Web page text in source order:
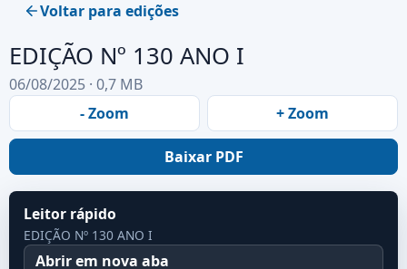
Voltar para edições
EDIÇÃO Nº 130 ANO I
06/08/2025 · 0,7 MB
- Zoom
+ Zoom
Baixar PDF
Leitor rápido
EDIÇÃO Nº 130 ANO I
Abrir em nova aba